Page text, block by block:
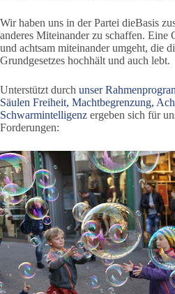
Wir haben uns in der Partei dieBasis
anderes Miteinander zu schaffen. Eine
und achtsam miteinander umgeht, die
Grundgesetzes hochhält und auch lebt.
Unterstützt durch unser
Säulen Freiheit, Machtbegrenzung,
Schwarmintelligenz ergeben sich für
Forderungen: